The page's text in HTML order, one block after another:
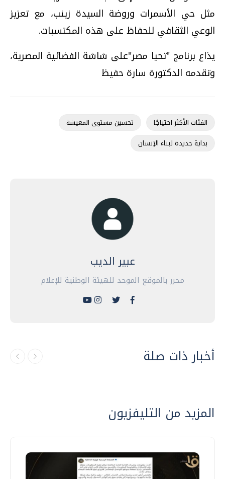
مثل حي الأسمرات وروضة السيدة زينب، مع تعزيز
الوعي الثقافي للحفاظ على هذه المكتسبات.
يذاع برنامج "تحيا مصر"على شاشة الفضائية المصرية،
وتقدمه الدكتورة سارة حفيظ
الفئات الأكثر احتياجًا
تحسين مستوى المعيشة
بداية جديدة لبناء الإنسان
عبير الديب
محرر بالموقع الموحد للهيئة الوطنية للإعلام
أخبار ذات صلة
المزيد من التليفزيون